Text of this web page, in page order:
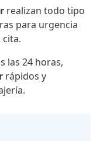
realizan todo tipo
para urgencia
las 24 horas,
rápidos y